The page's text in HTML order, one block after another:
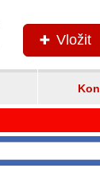
Vložit